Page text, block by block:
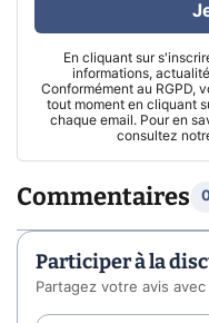
En cliquant sur
informations,
Conformément au RGPD,
tout moment en cliquant
chaque email. Pour en
consultez
Commentaires
Participer à la
Partagez votre avis